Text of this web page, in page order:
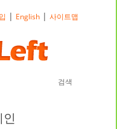
내용으로 바로가기검색
| English |사이트맵